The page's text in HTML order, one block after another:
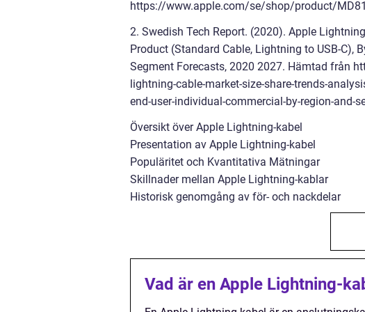
https://www.apple.com/se/shop/product/
2. Swedish Tech Report. (2020). Apple
Product (Standard Cable, Lightning to USB-C),
Segment Forecasts, 2020 2027. Hämtad från
lightning-cable-market-size-share-trends-
end-user-individual-commercial-by-region-and-
Översikt över Apple Lightning-kabel
Presentation av Apple Lightning-kabel
Populäritet och Kvantitativa Mätningar
Skillnader mellan Apple Lightning-kablar
Historisk genomgång av för- och nackdelar
Vad är en Apple Lightning-